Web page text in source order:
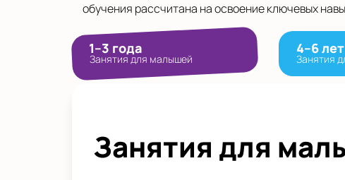
обучения рассчитана на освоение ключевых
1–3 года
Занятия для малышей
4–6 лет
Занятия
Занятия для